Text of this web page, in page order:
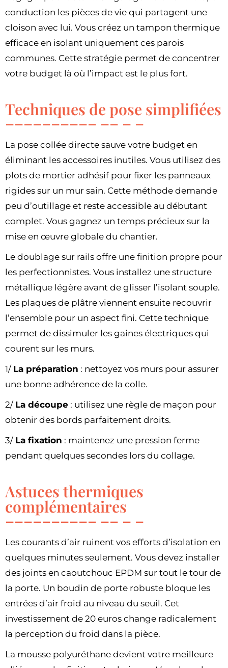
conduction les pièces de vie qui partagent une
cloison avec lui. Vous créez un tampon thermique
efficace en isolant uniquement ces parois
communes. Cette stratégie permet de concentrer
votre budget là où l’impact est le plus fort.
Techniques de pose simplifiées
La pose collée directe sauve votre budget en
éliminant les accessoires inutiles. Vous utilisez des
plots de mortier adhésif pour fixer les panneaux
rigides sur un mur sain. Cette méthode demande
peu d’outillage et reste accessible au débutant
complet. Vous gagnez un temps précieux sur la
mise en œuvre globale du chantier.
Le doublage sur rails offre une finition propre pour
les perfectionnistes. Vous installez une structure
métallique légère avant de glisser l’isolant souple.
Les plaques de plâtre viennent ensuite recouvrir
l’ensemble pour un aspect fini. Cette technique
permet de dissimuler les gaines électriques qui
courent sur les murs.
1/ La préparation : nettoyez vos murs pour assurer
une bonne adhérence de la colle.
2/ La découpe : utilisez une règle de maçon pour
obtenir des bords parfaitement droits.
3/ La fixation : maintenez une pression ferme
pendant quelques secondes lors du collage.
Astuces thermiques
complémentaires
Les courants d’air ruinent vos efforts d’isolation en
quelques minutes seulement. Vous devez installer
des joints en caoutchouc EPDM sur tout le tour de
la porte. Un boudin de porte robuste bloque les
entrées d’air froid au niveau du seuil. Cet
investissement de 20 euros change radicalement
la perception du froid dans la pièce.
La mousse polyuréthane devient votre meilleure